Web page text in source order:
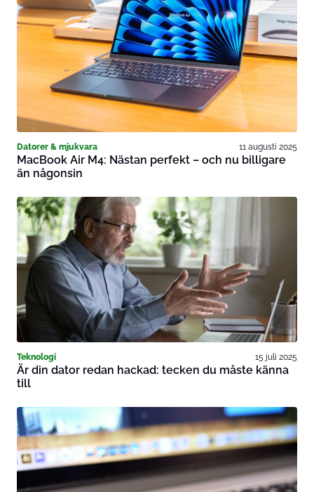
Datorer & mjukvara 11 augusti 2025
MacBook Air M4: Nästan perfekt – och nu billigare
än någonsin
Teknologi 15 juli 2025
Är din dator redan hackad: tecken du måste känna
till